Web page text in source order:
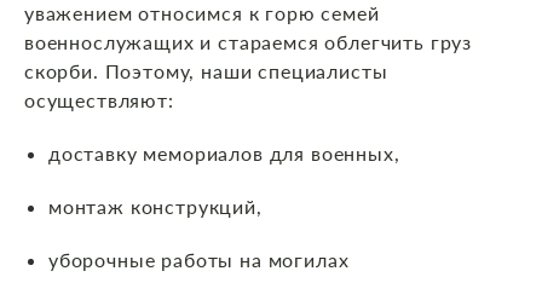
уважением относимся к горю семей
военнослужащих и стараемся облегчить груз
скорби. Поэтому, наши специалисты
осуществляют:
доставку мемориалов для военных,
монтаж конструкций,
уборочные работы на могилах